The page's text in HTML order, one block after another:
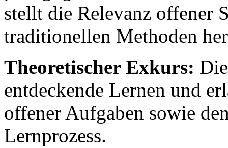
stellt die Relevanz offener
traditionellen Methoden
Theoretischer Exkurs:
entdeckende Lernen und
offener Aufgaben sowie
Lernprozess.